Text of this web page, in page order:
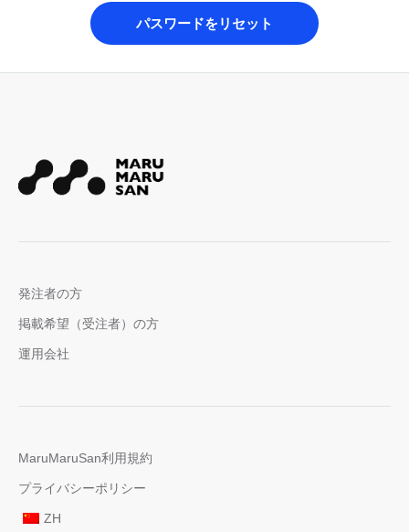
発注者の方
掲載希望（受注者）の方
運用会社
MaruMaruSan利用規約
プライバシーポリシー
ZH